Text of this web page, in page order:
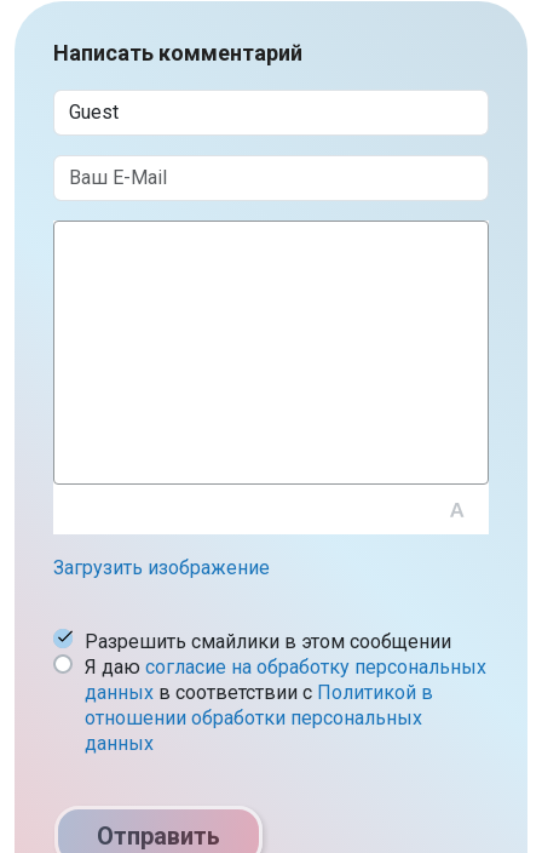
Написать комментарий
Загрузить изображение
Разрешить смайлики в этом сообщении
Я даю согласие на обработку персональных
данных в соответствии c Политикой в
отношении обработки персональных
данных
Отправить